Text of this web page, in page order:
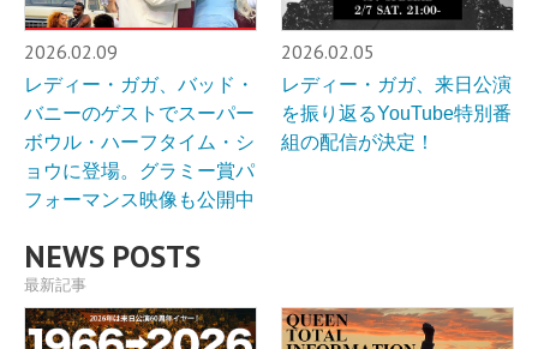
2026.02.09
レディー・ガガ、バッド・
バニーのゲストでスーパー
ボウル・ハーフタイム・シ
ョウに登場。グラミー賞パ
フォーマンス映像も公開中
2026.02.05
レディー・ガガ、来日公演
を振り返るYouTube特別番
組の配信が決定！
NEWS POSTS
最新記事